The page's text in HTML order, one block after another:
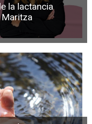
la lactancia